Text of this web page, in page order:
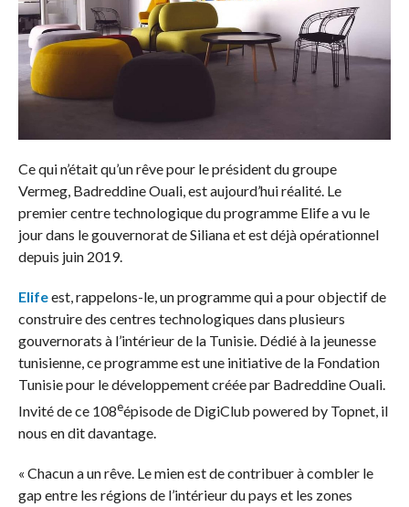
Ce qui n’était qu’un rêve pour le président du groupe
Vermeg, Badreddine Ouali, est aujourd’hui réalité. Le
premier centre technologique du programme Elife a vu le
jour dans le gouvernorat de Siliana et est déjà opérationnel
depuis juin 2019.
Elifeest, rappelons-le, un programme qui a pour objectif de
construire des centres technologiques dans plusieurs
gouvernorats à l’intérieur de la Tunisie. Dédié à la jeunesse
tunisienne, ce programme est une initiative de la Fondation
Tunisie pour le développement créée par Badreddine Ouali.
Invité de ce 108eépisode de DigiClub powered by Topnet, il
nous en dit davantage.
« Chacun a un rêve. Le mien est de contribuer à combler le
gap entre les régions de l’intérieur du pays et les zones